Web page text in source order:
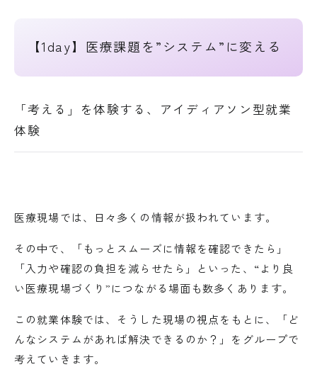
【1day】医療課題を”システム”に変える
「考える」を体験する、アイディアソン型就業
体験
医療現場では、日々多くの情報が扱われています。
その中で、「もっとスムーズに情報を確認できたら」
「入力や確認の負担を減らせたら」といった、“より良
い医療現場づくり”につながる場面も数多くあります。
この就業体験では、そうした現場の視点をもとに、「ど
んなシステムがあれば解決できるのか？」をグループで
考えていきます。